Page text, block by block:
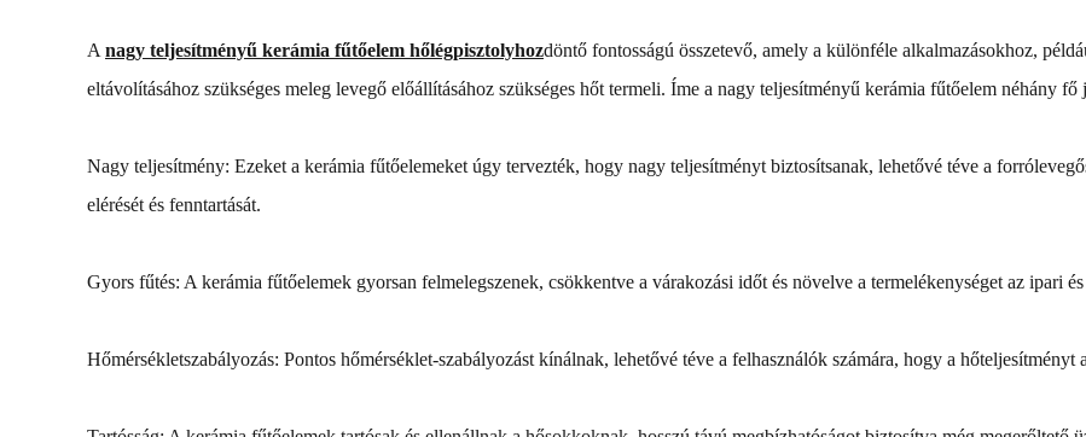
A nagy teljesítményű kerámia fűtőelem hőlégpisztolyhozdöntő fontosságú összetevő, amely a különféle alkalmazásokhoz,
eltávolításához szükséges meleg levegő előállításához szükséges hőt termeli. Íme a nagy teljesítményű kerámia fűtőelem néhány fő
Nagy teljesítmény: Ezeket a kerámia fűtőelemeket úgy tervezték, hogy nagy teljesítményt biztosítsanak, lehetővé téve a
elérését és fenntartását.
Gyors fűtés: A kerámia fűtőelemek gyorsan felmelegszenek, csökkentve a várakozási időt és növelve a termelékenységet az ipari
Hőmérsékletszabályozás: Pontos hőmérséklet-szabályozást kínálnak, lehetővé téve a felhasználók számára, hogy a